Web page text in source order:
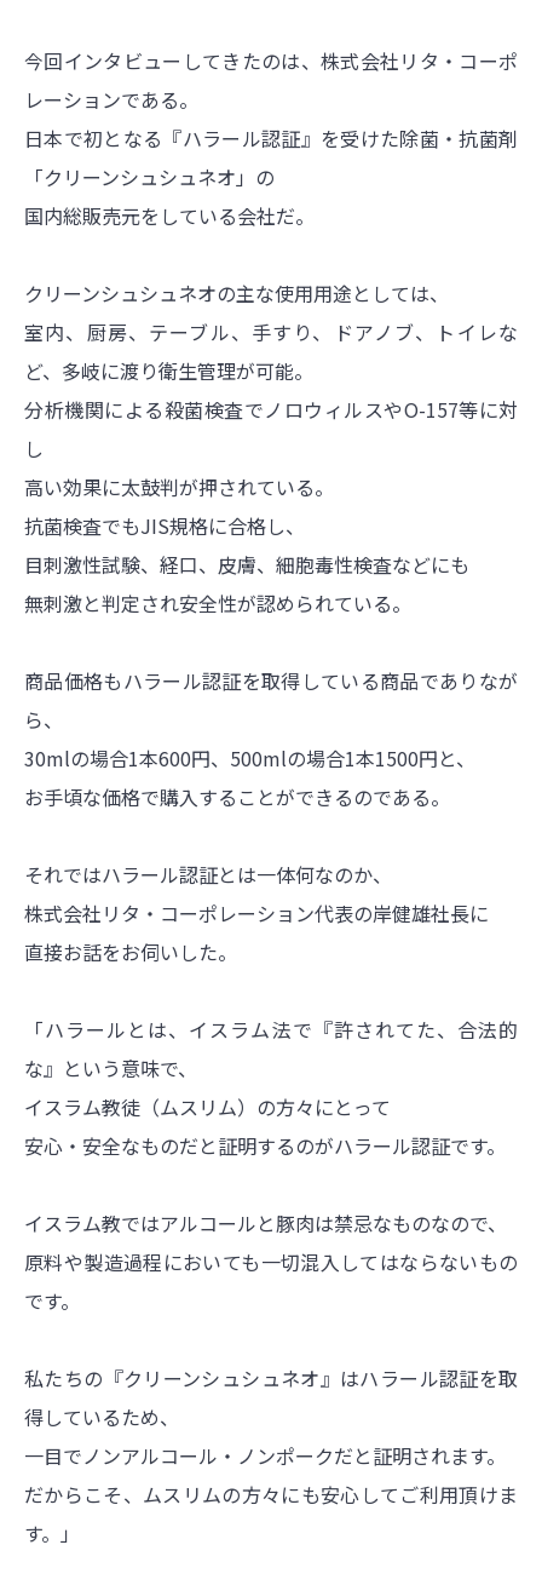
今回インタビューしてきたのは、株式会社リタ・コーポ
レーションである。
日本で初となる『ハラール認証』を受けた除菌・抗菌剤
「クリーンシュシュネオ」の
国内総販売元をしている会社だ。
クリーンシュシュネオの主な使用用途としては、
室内、厨房、テーブル、手すり、ドアノブ、トイレな
ど、多岐に渡り衛生管理が可能。
分析機関による殺菌検査でノロウィルスやO-157等に対
し
高い効果に太鼓判が押されている。
抗菌検査でもJIS規格に合格し、
目刺激性試験、経口、皮膚、細胞毒性検査などにも
無刺激と判定され安全性が認められている。
商品価格もハラール認証を取得している商品でありなが
ら、
30mlの場合1本600円、500mlの場合1本1500円と、
お手頃な価格で購入することができるのである。
それではハラール認証とは一体何なのか、
株式会社リタ・コーポレーション代表の岸健雄社長に
直接お話をお伺いした。
「ハラールとは、イスラム法で『許されてた、合法的
な』という意味で、
イスラム教徒（ムスリム）の方々にとって
安心・安全なものだと証明するのがハラール認証です。
イスラム教ではアルコールと豚肉は禁忌なものなので、
原料や製造過程においても一切混入してはならないもの
です。
私たちの『クリーンシュシュネオ』はハラール認証を取
得しているため、
一目でノンアルコール・ノンポークだと証明されます。
だからこそ、ムスリムの方々にも安心してご利用頂けま
す。」